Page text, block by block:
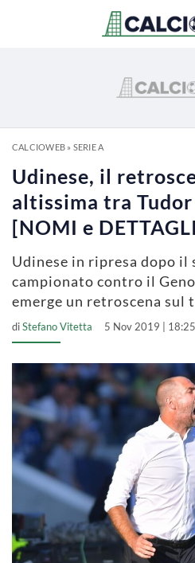
CALCIOWEB» SERIE A
Udinese, il
altissima tra
[NOMI e
Udinese in ripresa dopo il
campionato contro il
emerge un retroscena sul
diStefano Vitetta 5 Nov 2019 | 18:25